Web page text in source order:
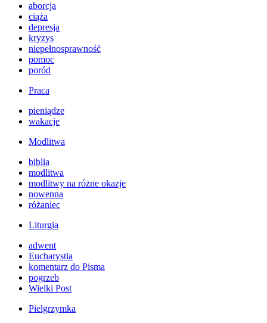
aborcja
ciąża
depresja
kryzys
niepełnosprawność
pomoc
poród
Praca
pieniądze
wakacje
Modlitwa
biblia
modlitwa
modlitwy na różne okazje
nowenna
różaniec
Liturgia
adwent
Eucharystia
komentarz do Pisma
pogrzeb
Wielki Post
Pielgrzymka